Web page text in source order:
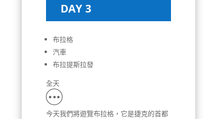
DAY 3
布拉格
汽車
布拉提斯拉發
全天
今天我們將遊覽布拉格，它是捷克的首都